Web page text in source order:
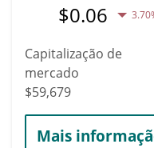
$0.06
Capitalização de
mercado
$59,679
Mais